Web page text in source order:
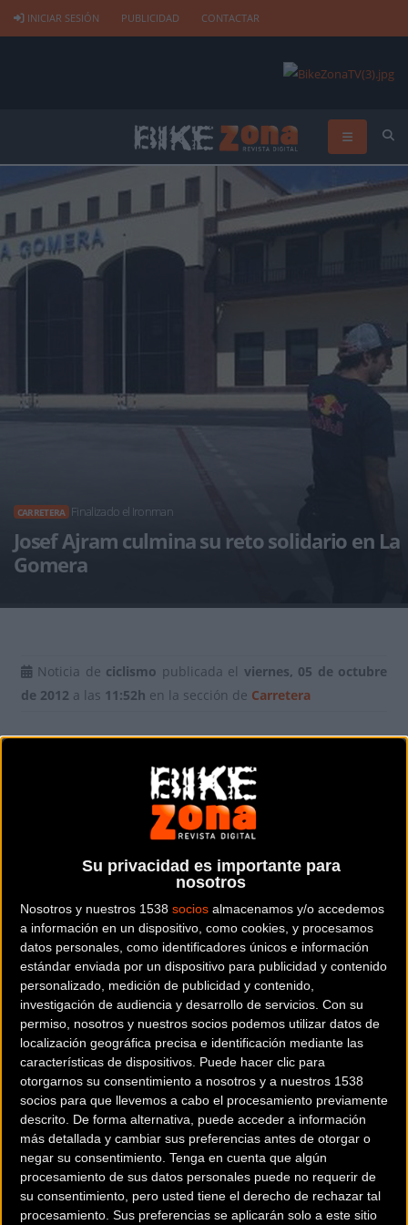
Su privacidad es importante para
nosotros
Nosotros y nuestros 1538 socios almacenamos y/o accedemos
a información en un dispositivo, como cookies, y procesamos
datos personales, como identificadores únicos e información
estándar enviada por un dispositivo para publicidad y contenido
personalizado, medición de publicidad y contenido,
investigación de audiencia y desarrollo de servicios. Con su
permiso, nosotros y nuestros socios podemos utilizar datos de
localización geográfica precisa e identificación mediante las
características de dispositivos. Puede hacer clic para
otorgarnos su consentimiento a nosotros y a nuestros 1538
socios para que llevemos a cabo el procesamiento previamente
descrito. De forma alternativa, puede acceder a información
más detallada y cambiar sus preferencias antes de otorgar o
negar su consentimiento. Tenga en cuenta que algún
procesamiento de sus datos personales puede no requerir de
su consentimiento, pero usted tiene el derecho de rechazar tal
procesamiento. Sus preferencias se aplicarán solo a este sitio
INICIAR SESIÓN PUBLICIDAD CONTACTAR
CARRETERA Finalizado el Ironman
Josef Ajram culmina su reto solidario en La
Gomera
Noticia de ciclismo publicada el viernes, 05 de octubre
de 2012 a las 11:52h en la sección de Carretera
Tal y como informagomeradeportes Josef Ajramculminó con
éxito el reto solidario en La Gomera, tras recorrer más de 220 Km
por casi toda la Isla. Un reto que el Ironman se propuso realizar
desde hace ya varios días, en un gesto benéfico y de apoyo,
aportando su granito de arena de la mejor forma que sabe:
practicando deporte solidario.
Josef llegaba al aeropuerto de La Gomera este marte y con ganas de
entregarse a fondo por esta Isla. Los días siguientes, el y su equipo
organizador, marcaban la ruta a seguir y analizaban otros detalles
para no dejar cabos sueltos.
Justo y como lo habían marcado, a las 7:30 AM comenzó su reto
nadando 3,8 Km en el muelle capitalino, después de completarlo
Josef tomó el segundo tramo en bici de 180Km, con un día soleado
y una temperatura en ese momento de unos 15º.